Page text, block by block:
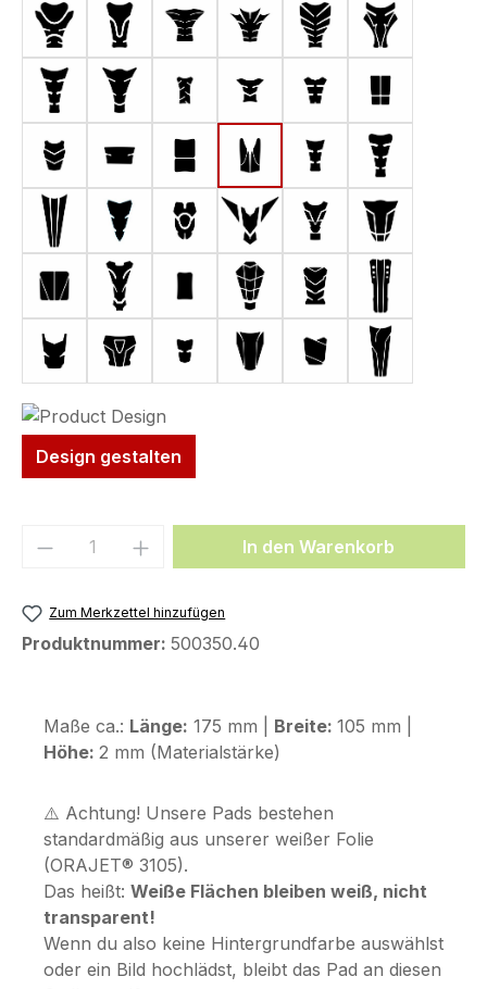
Form 25 (187 x 220 mm)
Form 26 (127 x 220 mm)
Form 27 (190 x 157 mm)
Form 28 (190 x 163 mm)
Form 29 (151 x 220
Form 30
Form 31 (136 x 220 mm)
Form 32 (165,8 x 220 mm)
Form 33 (80 x 130 mm)
Form 34 (130 x 115 mm)
Form 35 (110 x 128
Form 36
Form 37 (106 x 146 mm)
Form 38 (149 x 83 mm)
Form 39 (99,5 x 160,8mm)
Form 40 (105 x 175 mm)
Form 41 (91,5 x 154
Form 42
Form 43 (123,6 x 255,9 mm)
Form 44 (120 x 200 mm)
Form 45 (110 x 180 mm)
Form 46 (355 x 295 mm)
Form 47 (120 x
Form 48
Form 49 (143 x 140 mm)
Form 50 (130 x 240 mm)
Form 53 (75 x 130 mm)
Form 56 (139 x 235 mm)
Form 58 (113 x 179
Form 59
Form 63 (119 x 169 mm)
Form 66 (161 x 153 mm)
Form 72 (80 x 114 mm)
Form 97 (132 x 186 mm)
Form 109 (111 x 135
Form 110
Design gestalten
Produkt Anzahl: Gib denIn den Warenkorb
Zum Merkzettel hinzufügen
Produktnummer: 500350.40
Maße ca.: Länge: 175 mm | Breite: 105 mm |
Höhe: 2 mm (Materialstärke)
⚠️ Achtung! Unsere Pads bestehen
standardmäßig aus unserer weißer Folie
(ORAJET® 3105).
Das heißt: Weiße Flächen bleiben weiß, nicht
transparent!
Wenn du also keine Hintergrundfarbe auswählst
oder ein Bild hochlädst, bleibt das Pad an diesen